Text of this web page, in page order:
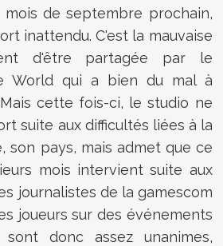
de septembre prochain,
inattendu. C'est la mauvaise
d'être partagée par le
World qui a bien du mal à
cette fois-ci, le studio ne
suite aux difficultés liées à la
son pays, mais admet que ce
mois intervient suite aux
journalistes de la gamescom
joueurs sur des événements
donc assez unanimes,